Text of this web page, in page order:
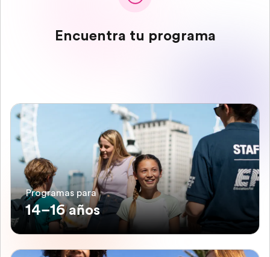
Encuentra tu programa
Programas para
14–16 años